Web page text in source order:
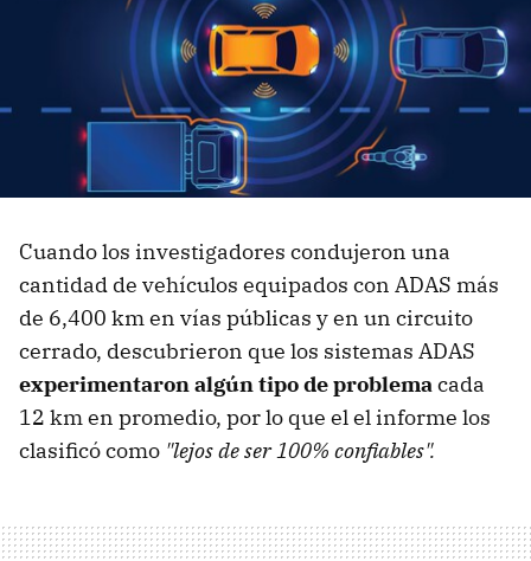
Cuando los investigadores condujeron una
cantidad de vehículos equipados con ADAS más
de 6,400 km en vías públicas y en un circuito
cerrado, descubrieron que los sistemas ADAS
experimentaron algún tipo de problemacada
12 km en promedio, por lo que el el informe los
clasificó como "lejos de ser 100% confiables".